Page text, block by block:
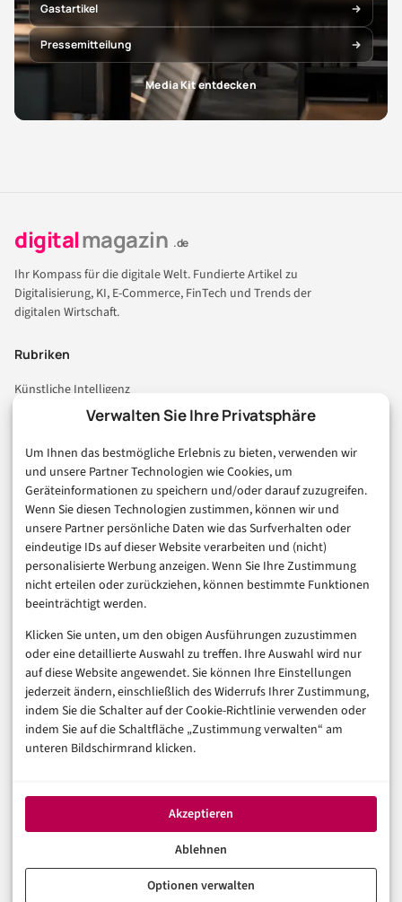
Verwalten Sie Ihre Privatsphäre
Um Ihnen das bestmögliche Erlebnis zu bieten, verwenden wir
und unsere Partner Technologien wie Cookies, um
Geräteinformationen zu speichern und/oder darauf zuzugreifen.
Wenn Sie diesen Technologien zustimmen, können wir und
unsere Partner persönliche Daten wie das Surfverhalten oder
eindeutige IDs auf dieser Website verarbeiten und (nicht)
personalisierte Werbung anzeigen. Wenn Sie Ihre Zustimmung
nicht erteilen oder zurückziehen, können bestimmte Funktionen
beeinträchtigt werden.
Klicken Sie unten, um den obigen Ausführungen zuzustimmen
oder eine detaillierte Auswahl zu treffen. Ihre Auswahl wird nur
auf diese Website angewendet. Sie können Ihre Einstellungen
jederzeit ändern, einschließlich des Widerrufs Ihrer Zustimmung,
indem Sie die Schalter auf der Cookie-Richtlinie verwenden oder
indem Sie auf die Schaltfläche „Zustimmung verwalten“ am
unteren Bildschirmrand klicken.
Akzeptieren
Ablehnen
Optionen verwalten
Gastartikel
Pressemitteilung
Media Kit entdecken
digitalmagazin .de
Ihr Kompass für die digitale Welt. Fundierte Artikel zu
Digitalisierung, KI, E-Commerce, FinTech und Trends der
digitalen Wirtschaft.
Rubriken
Künstliche Intelligenz
Technologie & IT
Consumer & Digital Life
Marketing
Finanzen & FinTech
Business & Karriere
Sicherheit & Recht
Digitalisierung
Marketing
Magazin
Unsere Redaktion
Werbeformate & Media Kit
Rechtliches
Datenschutzerklärung (EU)
Cookie-Richtlinie (EU)